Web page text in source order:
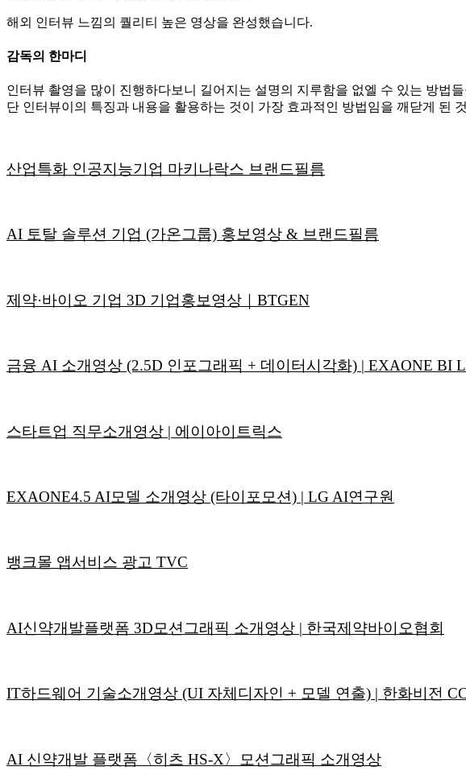
해외 인터뷰 느낌의 퀄리티 높은 영상을 완성했습니다.
감독의 한마디
인터뷰 촬영을 많이 진행하다보니 길어지는 설명의 지루함을 없엘 수 있는 방법
단 인터뷰이의 특징과 내용을 활용하는 것이 가장 효과적인 방법임을 깨닫게 된
산업특화 인공지능기업 마키나락스 브랜드필름
AI 토탈 솔루션 기업 (가온그룹) 홍보영상 & 브랜드필름
제약·바이오 기업 3D 기업홍보영상｜BTGEN
금융 AI 소개영상 (2.5D 인포그래픽 + 데이터시각화) | EXAONE BI
스타트업 직무소개영상 | 에이아이트릭스
EXAONE4.5 AI모델 소개영상 (타이포모션) | LG AI연구원
뱅크몰 앱서비스 광고 TVC
AI신약개발플랫폼 3D모션그래픽 소개영상 | 한국제약바이오협회
IT하드웨어 기술소개영상 (UI 자체디자인 + 모델 연출) | 한화비전
AI 신약개발 플랫폼〈히츠 HS-X〉모션그래픽 소개영상